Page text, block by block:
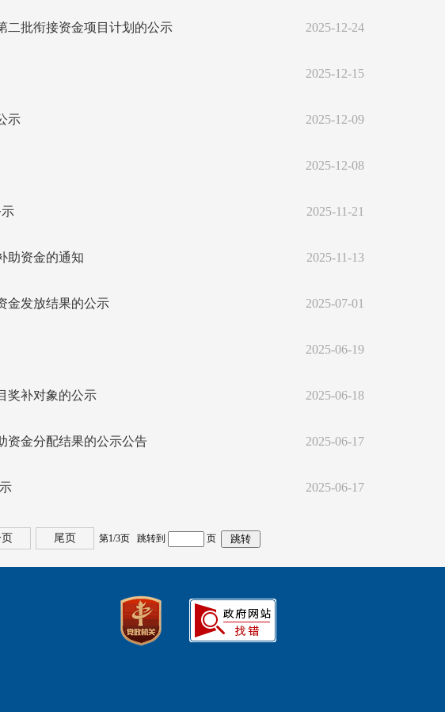
二批衔接资金项目计划的公示 2025-12-24
2025-12-15
示 2025-12-09
2025-12-08
2025-11-21
助资金的通知 2025-11-13
金发放结果的公示 2025-07-01
2025-06-19
奖补对象的公示 2025-06-18
资金分配结果的公示公告 2025-06-17
2025-06-17
尾页 第1/3页 跳转到 页